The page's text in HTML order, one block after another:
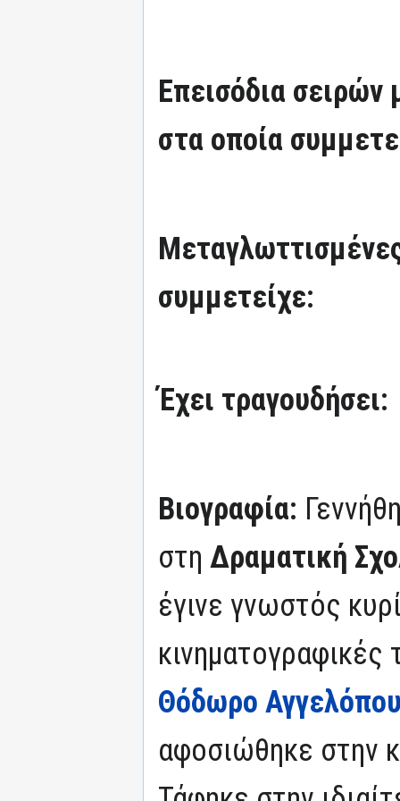
Επεισόδια
στα οποία
συμμετείχε:
Έχει τραγουδήσει:
Βιογραφία:
στη Δραματική
έγινε γνωστός
Θόδωρο
αφοσιώθηκε στην